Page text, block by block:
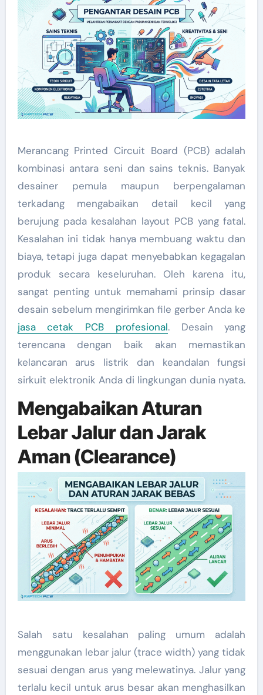
Merancang Printed Circuit Board (PCB) adalah
kombinasi antara seni dan sains teknis. Banyak
desainer pemula maupun berpengalaman
terkadang mengabaikan detail kecil yang
berujung pada kesalahan layout PCB yang fatal.
Kesalahan ini tidak hanya membuang waktu dan
biaya, tetapi juga dapat menyebabkan kegagalan
produk secara keseluruhan. Oleh karena itu,
sangat penting untuk memahami prinsip dasar
desain sebelum mengirimkan file gerber Anda ke
jasa cetak PCB profesional. Desain yang
terencana dengan baik akan memastikan
kelancaran arus listrik dan keandalan fungsi
sirkuit elektronik Anda di lingkungan dunia nyata.
Mengabaikan Aturan
Lebar Jalur dan Jarak
Aman (Clearance)
Salah satu kesalahan paling umum adalah
menggunakan lebar jalur (trace width) yang tidak
sesuai dengan arus yang melewatinya. Jalur yang
terlalu kecil untuk arus besar akan menghasilkan